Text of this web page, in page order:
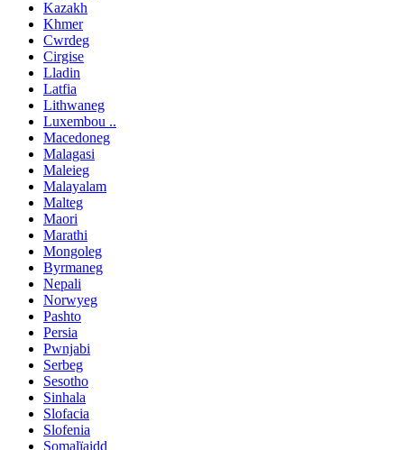
Kazakh
Khmer
Cwrdeg
Cirgise
Lladin
Latfia
Lithwaneg
Luxembou ..
Macedoneg
Malagasi
Maleieg
Malayalam
Malteg
Maori
Marathi
Mongoleg
Byrmaneg
Nepali
Norwyeg
Pashto
Persia
Pwnjabi
Serbeg
Sesotho
Sinhala
Slofacia
Slofenia
Somalïaidd